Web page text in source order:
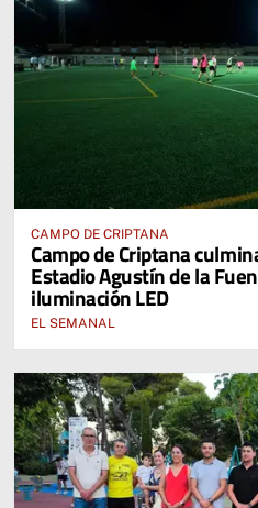
CAMPO DE CRIPTANA
Campo de Criptana
Estadio Agustín de la
iluminación LED
EL SEMANAL